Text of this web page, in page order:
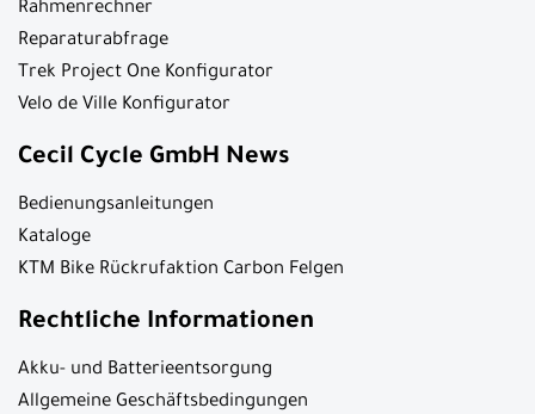
Rahmenrechner
Reparaturabfrage
Trek Project One Konfigurator
Velo de Ville Konfigurator
Cecil Cycle GmbH News
Bedienungsanleitungen
Kataloge
KTM Bike Rückrufaktion Carbon Felgen
Rechtliche Informationen
Akku- und Batterieentsorgung
Allgemeine Geschäftsbedingungen